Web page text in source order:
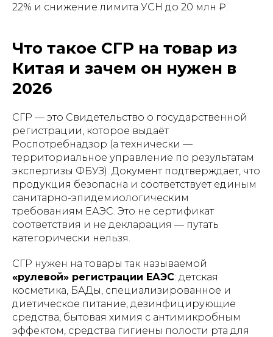
22% и снижение лимита УСН до 20 млн ₽.
Что такое СГР на товар из
Китая и зачем он нужен в
2026
СГР — это Свидетельство о государственной
регистрации, которое выдаёт
Роспотребнадзор (а технически —
территориальное управление по результатам
экспертизы ФБУЗ). Документ подтверждает, что
продукция безопасна и соответствует единым
санитарно-эпидемиологическим
требованиям ЕАЭС. Это не сертификат
соответствия и не декларация — путать
категорически нельзя.
СГР нужен на товары так называемой
«рулевой» регистрации ЕАЭС: детская
косметика, БАДы, специализированное и
диетическое питание, дезинфицирующие
средства, бытовая химия с антимикробным
эффектом, средства гигиены полости рта для